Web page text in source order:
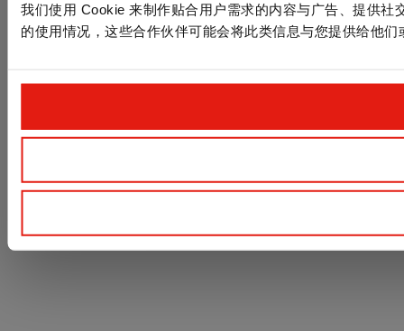
我们使用 Cookie 来制作贴合用户需求的内容与广告、提供
的使用情况，这些合作伙伴可能会将此类信息与您提供给他